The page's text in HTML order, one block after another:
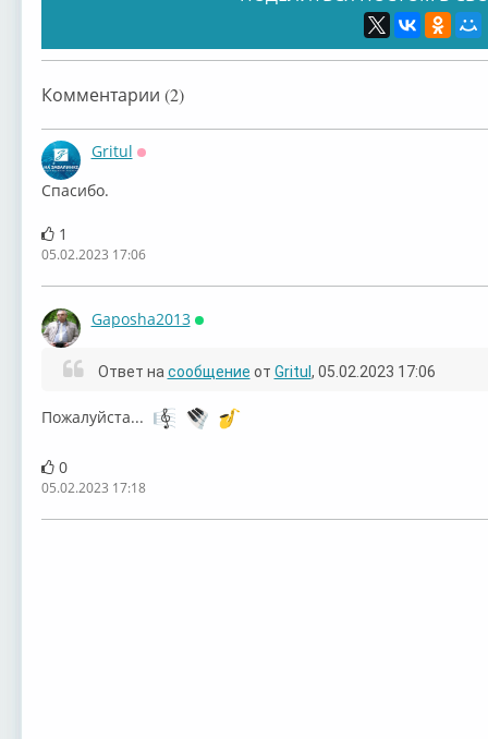
Комментарии (2)
Gritul
Спасибо.
1
05.02.2023 17:06
Gaposha2013
Ответ насообщение от Gritul , 05.02.2023 17:06
Пожалуйста...
0
05.02.2023 17:18